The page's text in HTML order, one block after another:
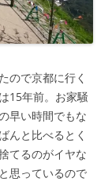
ので京都に行く
15年前。お家騒
早い時間でもな
んと比べるとく
てるのがイヤな
思っているので